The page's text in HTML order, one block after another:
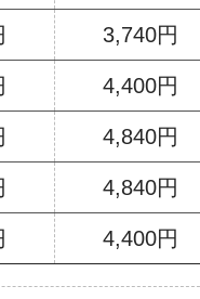
3,740円
4,400円
4,840円
4,840円
4,400円